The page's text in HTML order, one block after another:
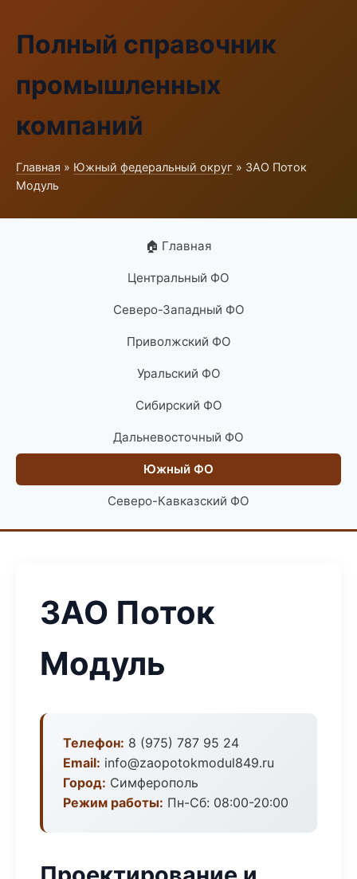
Полный справочник
промышленных
компаний
Главная » Южный федеральный округ » ЗАО Поток
Модуль
🏠 Главная
Центральный ФО
Северо-Западный ФО
Приволжский ФО
Уральский ФО
Сибирский ФО
Дальневосточный ФО
Южный ФО
Северо-Кавказский ФО
ЗАО Поток
Модуль
Телефон: 8 (975) 787 95 24
Email: info@zaopotokmodul849.ru
Город: Симферополь
Режим работы: Пн-Сб: 08:00-20:00